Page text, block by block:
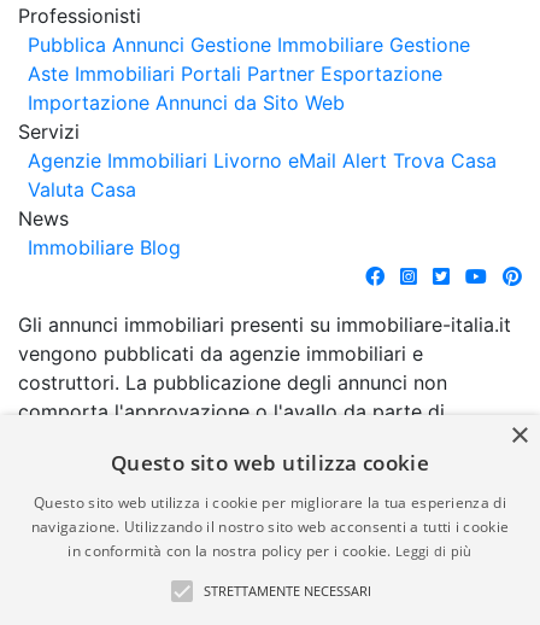
Professionisti
Pubblica Annunci Gestione Immobiliare Gestione
Aste Immobiliari Portali Partner Esportazione
Importazione Annunci da Sito Web
Servizi
Agenzie Immobiliari Livorno eMail Alert Trova Casa
Valuta Casa
News
Immobiliare Blog
Gli annunci immobiliari presenti su immobiliare-italia.it
vengono pubblicati da agenzie immobiliari e
costruttori. La pubblicazione degli annunci non
comporta l'approvazione o l'avallo da parte di
garanzia da parte di quest'ultima. immobiliare-italia.it
quindi non è responsabile della veridicità, della
correttezza, della completezza, della normativa in
materia di privacy e/o di alcun altro aspetto dei
suddetti annunci.
×
Questo sito web utilizza cookie
Questo sito web utilizza i cookie per migliorare la tua esperienza di
navigazione. Utilizzando il nostro sito web acconsenti a tutti i cookie
in conformità con la nostra policy per i cookie. Leggi di più
STRETTAMENTE NECESSARI